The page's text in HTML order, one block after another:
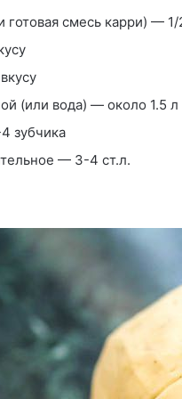
готовая смесь карри) —
(или вода) — около 1.5 л
зубчика
— 3-4 ст.л.